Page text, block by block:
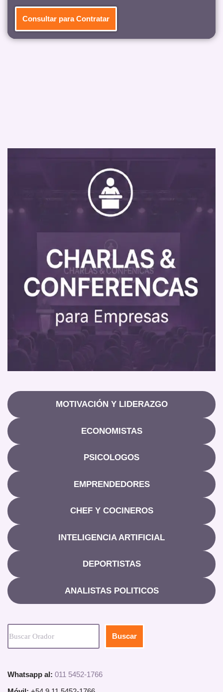
Consultar para Contratar
MOTIVACIÓN Y LIDERAZGO
ECONOMISTAS
PSICOLOGOS
EMPRENDEDORES
CHEF Y COCINEROS
INTELIGENCIA ARTIFICIAL
DEPORTISTAS
ANALISTAS POLITICOS
Buscar
Whatsapp al: 011 5452-1766